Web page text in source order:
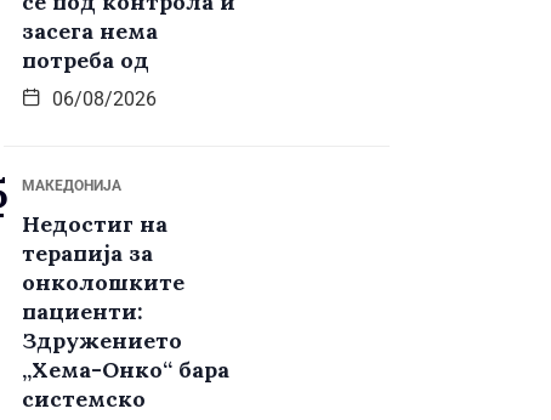
засега нема
потреба од
06/08/2026
МАКЕДОНИЈА
Недостиг на
терапија за
онколошките
пациенти:
Здружението
„Хема-Онко“ бара
системско